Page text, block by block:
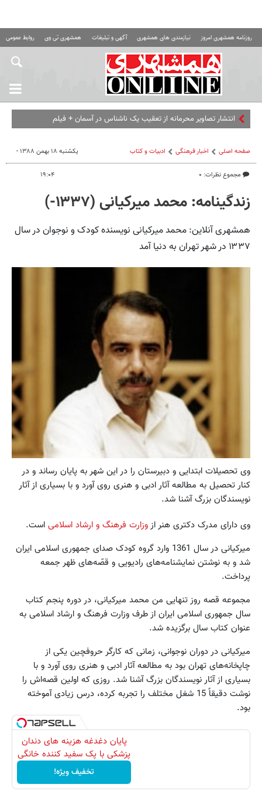
روزنامه همشهری امروز نیازمندی های همشهری آگهی و تبلیغات همشهری تی وی روابط عمومی
انتشار تصاویر محرمانه از تعقیب یک ناشناس در آسمان + فیلم
صفحه اصلی اخبار فرهنگی ادبیات و کتاب
مجموع نظرات: ۰
یکشنبه ۱۸ بهمن ۱۳۸۸ -
۱۹:۰۴
زندگینامه: محمد میرکیانی (۱۳۳۷-)
همشهری آنلاین: محمد میرکیانی نویسنده کودک و نوجوان در سال
۱۳۳۷ در شهر تهران به دنیا آمد
وی تحصیلات ابتدایی و دبیرستان را در این شهر به پایان رساند و در
کنار تحصیل به مطالعه آثار ادبی و هنری روی آورد و با بسیاری از آثار
نویسندگان بزرگ آشنا شد.
وی دارای مدرک دکتری هنر ازوزارت فرهنگ و ارشاد اسلامی است.
میرکیانی در سال 1361 وارد گروه کودک صدای جمهوری اسلامی ایران
شد و به نوشتن نمایشنامه‌های رادیویی و قصّه‌های ظهر جمعه
پرداخت.
مجموعه قصه روز تنهایی من محمد میرکیانی، در دوره پنجم کتاب
سال جمهوری اسلامی ایران از طرف وزارت فرهنگ و ارشاد اسلامی به
عنوان کتاب سال برگزیده شد.
میرکیانی در دوران نوجوانی، زمانی که کارگر حروفچین یکی از
چاپخانه‌های تهران بود به مطالعه آثار ادبی و هنری روی آورد و با
بسیاری از آثار نویسندگان بزرگ آشنا شد. روزی که اولین قصه‌اش را
نوشت دقیقاً 15 شغل مختلف را تجربه کرده، درس زیادی آموخته
بود.
پایان دغدغه هزینه های دندان
پزشکی با پک سفید کننده خانگی
تخفیف ویژه!